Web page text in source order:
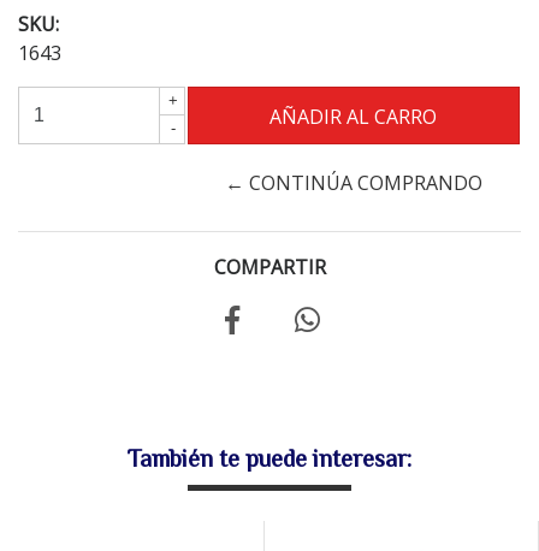
SKU:
1643
+
-
← CONTINÚA COMPRANDO
COMPARTIR
También te puede interesar: